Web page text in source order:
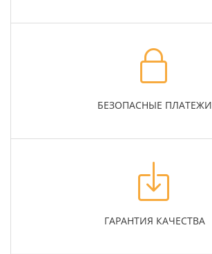
БЕЗОПАСНЫЕ ПЛАТЕЖИ
ГАРАНТИЯ КАЧЕСТВА